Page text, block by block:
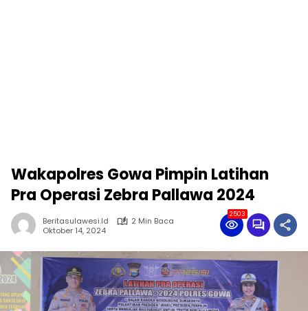
Wakapolres Gowa Pimpin Latihan
Pra Operasi Zebra Pallawa 2024
Beritasulawesi.id
2 Min Baca
Oktober 14, 2024
2503